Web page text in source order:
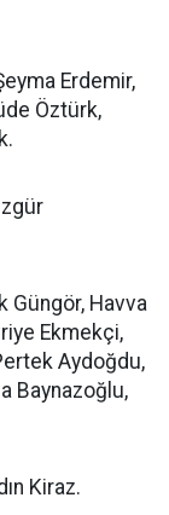
Erdemir,
Öztürk,
Güngör, Havva
Ekmekçi,
Aydoğdu,
Baynazoğlu,
Kiraz.